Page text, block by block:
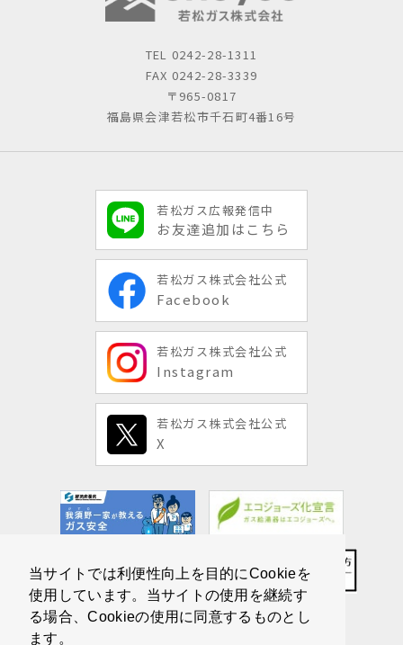
当サイトでは利便性向上を目的にCookieを
使用しています。当サイトの使用を継続す
る場合、Cookieの使用に同意するものとし
ます。
TEL 0242-28-1311
FAX 0242-28-3339
〒965-0817
福島県会津若松市千石町4番16号
若松ガス広報発信中
お友達追加はこちら
若松ガス株式会社公式
Facebook
若松ガス株式会社公式
Instagram
若松ガス株式会社公式
X